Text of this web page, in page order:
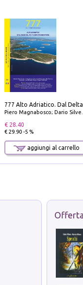
Piero Magnabosco; Dario Silvestro; Marco Sbrizzi
€ 28.40
€ 29.90 -5 %
aggiungi al carrello